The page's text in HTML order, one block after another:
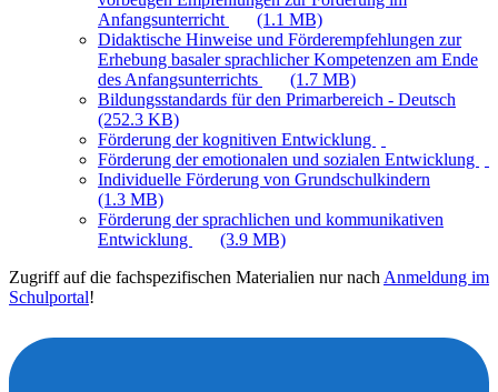
Anfangsunterricht
(1.1 MB)
Didaktische Hinweise und Förderempfehlungen zur
Erhebung basaler sprachlicher Kompetenzen am Ende
des Anfangsunterrichts
(1.7 MB)
Bildungsstandards für den Primarbereich - Deutsch
(252.3 KB)
Förderung der kognitiven Entwicklung
Förderung der emotionalen und sozialen Entwicklung
Individuelle Förderung von Grundschulkindern
(1.3 MB)
Förderung der sprachlichen und kommunikativen
Entwicklung
(3.9 MB)
Zugriff auf die fachspezifischen Materialien nur nach Anmeldung im
Schulportal!